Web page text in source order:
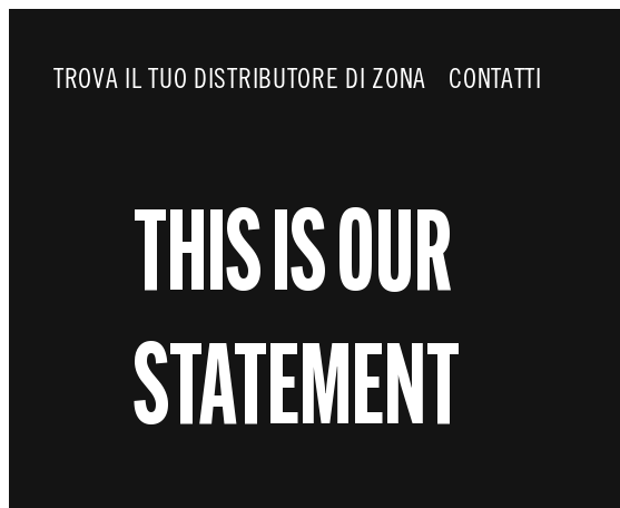
TROVA IL TUO DISTRIBUTORE DI ZONA CONTATTI
THIS IS OUR
STATEMENT